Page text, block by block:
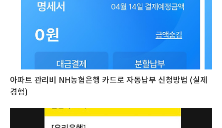
아파트 관리비 NH농협은행 카드로 자동납부 신청방법 (실제
경험)